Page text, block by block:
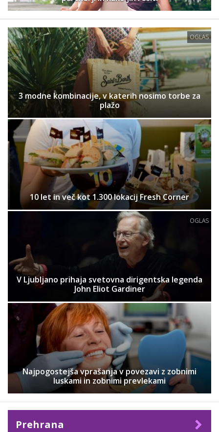
OGLAS
3 modne kombinacije, v katerih nosimo torbe za
plažo
10 let in več kot 1.300 lokacij Fresh Corner
OGLAS
V Ljubljano prihaja svetovna dirigentska legenda
John Eliot Gardiner
Najpogostejša vprašanja v povezavi z zobnimi
luskami in zobnimi prevlekami
Prehrana